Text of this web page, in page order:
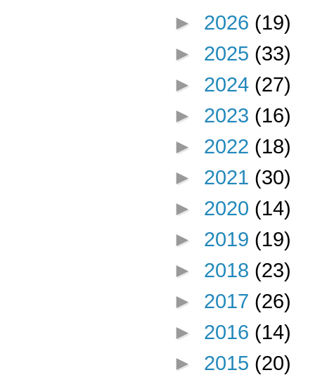
► 2026 (19)
► 2025 (33)
► 2024 (27)
► 2023 (16)
► 2022 (18)
► 2021 (30)
► 2020 (14)
► 2019 (19)
► 2018 (23)
► 2017 (26)
► 2016 (14)
► 2015 (20)